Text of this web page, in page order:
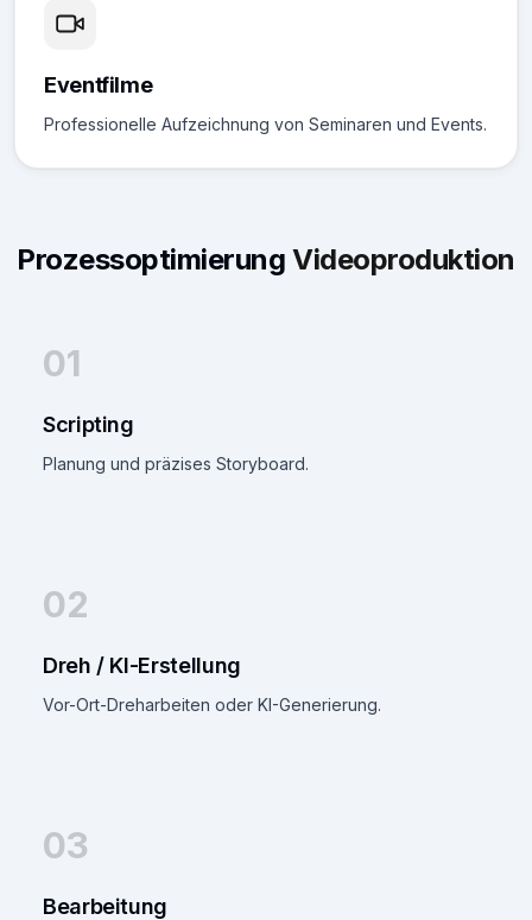
Eventfilme
Professionelle Aufzeichnung von Seminaren und Events.
ProzessoptimierungVideoproduktion
01
Scripting
Planung und präzises Storyboard.
02
Dreh / KI-Erstellung
Vor-Ort-Dreharbeiten oder KI-Generierung.
03
Bearbeitung